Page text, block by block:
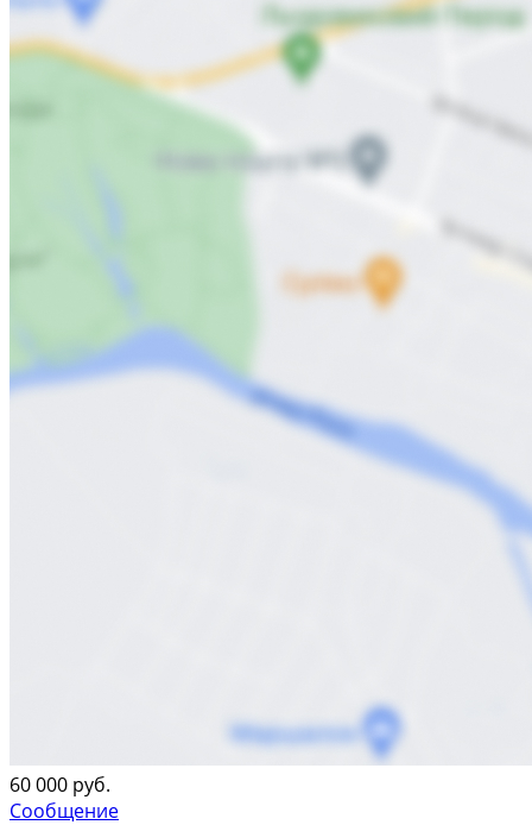
60 000 руб.
Сообщение